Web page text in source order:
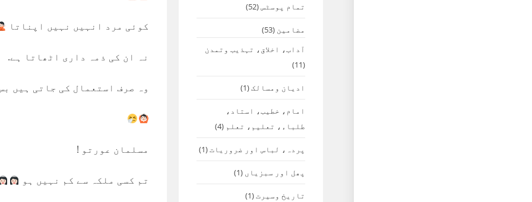
کوئی مرد انہیں نہیں اپناتا
نہ ان کی ذمہ داری اٹھاتا ہے.
وہ صرف استعمال کی جاتی ہیں
مسلمان عورتو !
تم کسی ملکہ سے کم نہیں ہو
تمام پوسٹس(52)
مضامین (53)
آداب، اخلاق، تہذیب وتمدن
(11)
ادیان ومسالک(1)
امام، خطیب، استاد،
طلباء، تعلیم، تعلم (4)
پردہ، لباس اور ضروریات(1)
پھل اور سبزیاں (1)
تاریخ وسیرت(1)